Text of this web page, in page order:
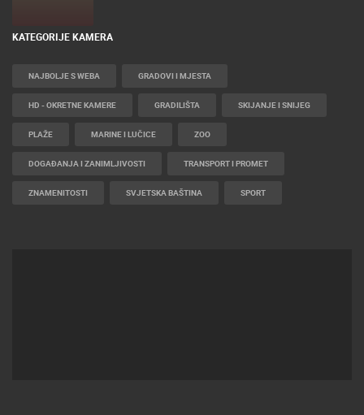
KATEGORIJE KAMERA
NAJBOLJE S WEBA GRADOVI I MJESTA
HD - OKRETNE KAMERE GRADILIŠTA SKIJANJE I SNIJEG
PLAŽE MARINE I LUČICE ZOO
DOGAĐANJA I ZANIMLJIVOSTI TRANSPORT I PROMET
ZNAMENITOSTI SVJETSKA BAŠTINA SPORT